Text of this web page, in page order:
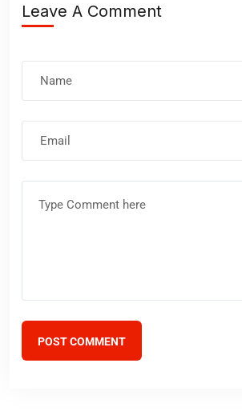
Leave A Comment
electrónico
POST COMMENT